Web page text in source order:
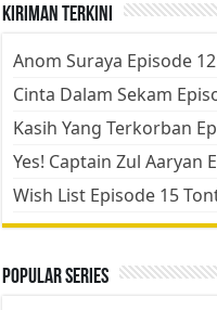
Kiriman Terkini
Anom Suraya Episode
Cinta Dalam Sekam
Kasih Yang Terkorban
Yes! Captain Zul Aaryan
Wish List Episode 15
Popular Series